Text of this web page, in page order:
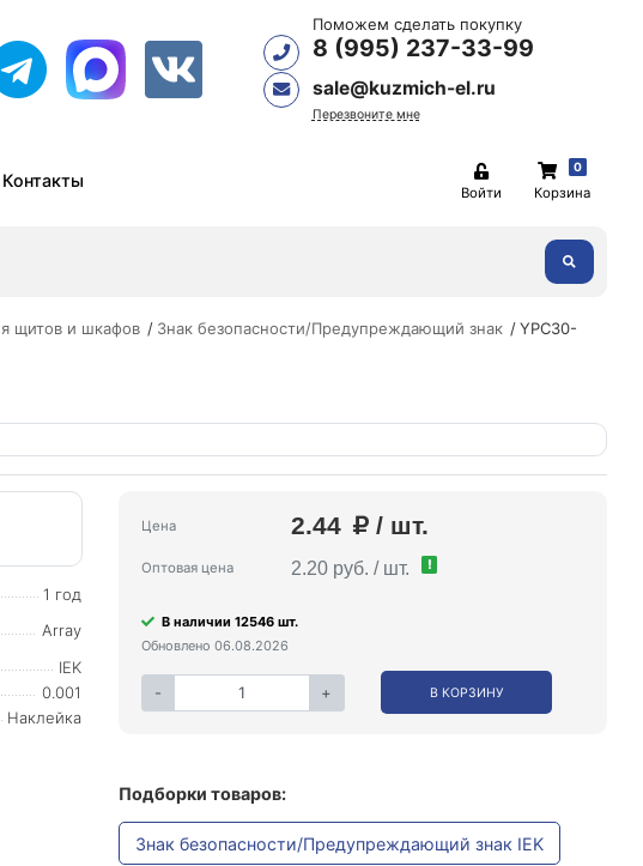
Поможем сделать покупку
8 (995) 237-33-99
sale@kuzmich-el.ru
Перезвоните мне
Контакты
Войти
0
Корзина
щитов и шкафов Знак безопасности/Предупреждающий знак
YPC30-
1 год
Array
IEK
0.001
Наклейка
Цена 2.44 / шт.
Оптовая цена 2.20 руб. / шт. !
В наличии 12546 шт.
Обновлено 06.08.2026
- + В КОРЗИНУ
Подборки товаров:
Знак безопасности/Предупреждающий знак IEK